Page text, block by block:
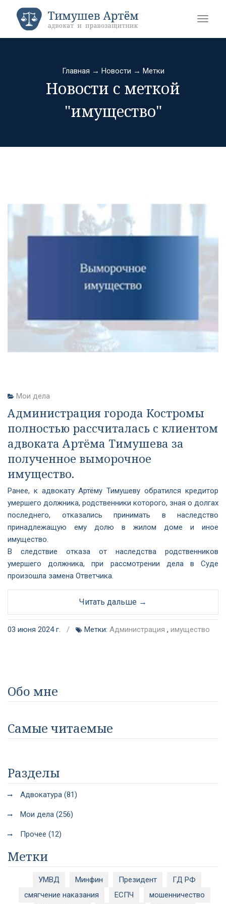
Главная → Новости → Метки
Новости с меткой
"имущество"
Мои дела
Администрация города Костромы
полностью рассчиталась с клиентом
адвоката Артёма Тимушева за
полученное выморочное
имущество.
Ранее, к адвокату Артёму Тимушеву обратился кредитор
умершего должника, родственники которого, зная о долгах
последнего, отказались принимать в наследство
принадлежащую ему долю в жилом доме и иное
имущество.
В следствие отказа от наследства родственников
умершего должника, при рассмотрении дела в Суде
произошла замена Ответчика.
Читать дальше →
03 июня 2024 г. / Метки: Администрация , имущество
Обо мне
Самые читаемые
Разделы
Адвокатура (81)
Мои дела (256)
Прочее (12)
Метки
УМВД Минфин Президент
ГД РФ
смягчение наказания
ЕСПЧ
мошенничество